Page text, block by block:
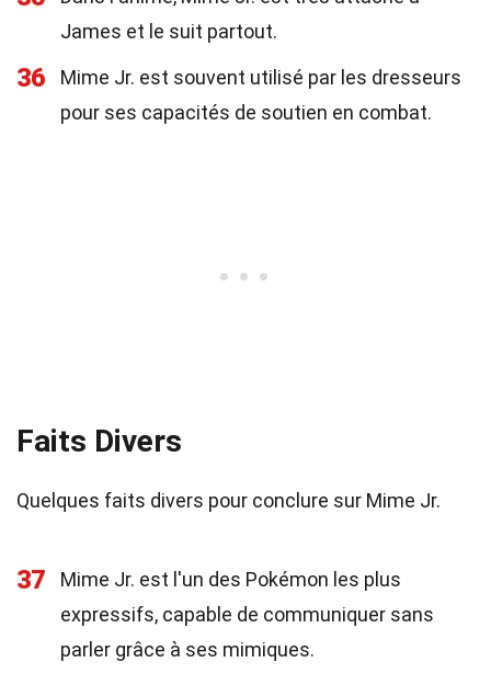
James et le suit partout.
36
Mime Jr. est souvent utilisé par les dresseurs
pour ses capacités de soutien en combat.
Faits Divers
Quelques faits divers pour conclure sur Mime Jr.
37
Mime Jr. est l'un des Pokémon les plus
expressifs, capable de communiquer sans
parler grâce à ses mimiques.